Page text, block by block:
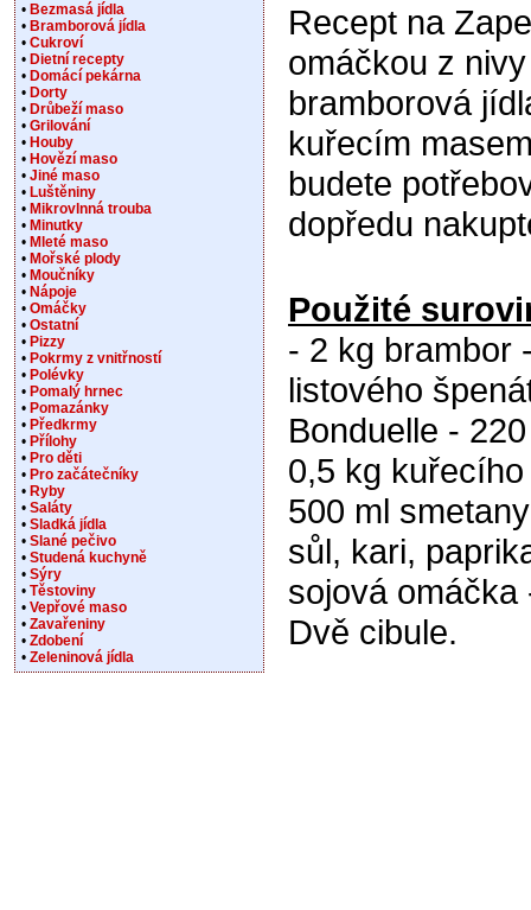
Recept na
omáčkou z
bramborová
kuřecím
budete
dopředu
Použité
- 2 kg brambor
listového
Bonduelle -
0,5 kg
500 ml
sůl, kari,
sojová omáčka
Dvě cibule.
• Bezmasá jídla
• Bramborová jídla
• Cukroví
• Dietní recepty
• Domácí pekárna
• Dorty
• Drůbeží maso
• Grilování
• Houby
• Hovězí maso
• Jiné maso
• Luštěniny
• Mikrovlnná trouba
• Minutky
• Mleté maso
• Mořské plody
• Moučníky
• Nápoje
• Omáčky
• Ostatní
• Pizzy
• Pokrmy z vnitřností
• Polévky
• Pomalý hrnec
• Pomazánky
• Předkrmy
• Přílohy
• Pro děti
• Pro začátečníky
• Ryby
• Saláty
• Sladká jídla
• Slané pečivo
• Studená kuchyně
• Sýry
• Těstoviny
• Vepřové maso
• Zavařeniny
• Zdobení
• Zeleninová jídla